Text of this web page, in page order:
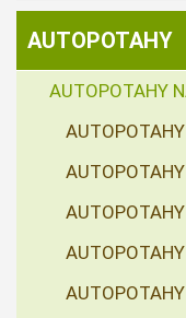
AUTOPOTAHY
AUTOPOTAHY